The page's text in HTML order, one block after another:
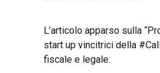
L’articolo apparso sulla
start up vincitrici della
fiscale e legale.